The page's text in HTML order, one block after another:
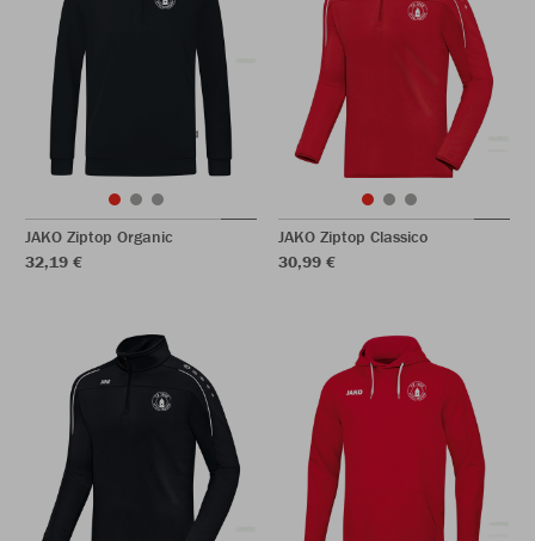
JAKO Ziptop Organic
32,19 €
JAKO Ziptop Classico
30,99 €